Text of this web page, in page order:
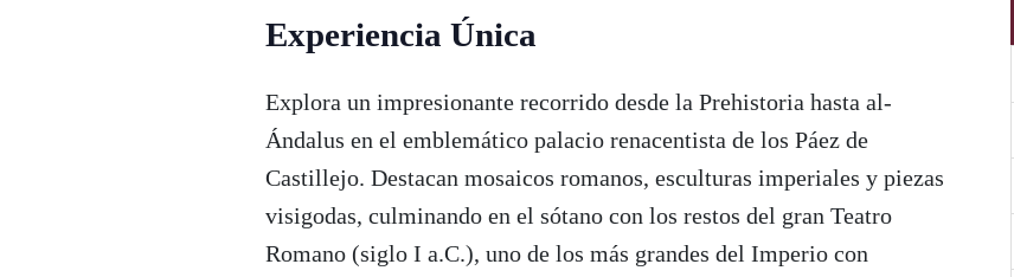
Experiencia Única
Explora un impresionante recorrido desde la Prehistoria hasta al-
Ándalus en el emblemático palacio renacentista de los Páez de
Castillejo. Destacan mosaicos romanos, esculturas imperiales y piezas
visigodas, culminando en el sótano con los restos del gran Teatro
Romano (siglo I a.C.), uno de los más grandes del Imperio con